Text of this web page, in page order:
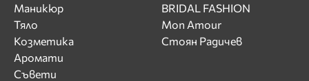
Маникюр
Тяло
Козметика
Аромати
Съвети
BRIDAL FASHION
Mon Amour
Стоян Радичев